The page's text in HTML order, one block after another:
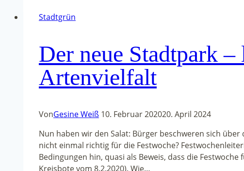
Stadtgrün
Der neue Stadtpark
Artenvielfalt
VonGesine Weiß 10. Februar 202020. April 2024
Nun haben wir den Salat: Bürger beschweren sich
nicht einmal richtig für die Festwoche?
Bedingungen hin, quasi als Beweis, dass die
Kreisbote vom 8.2.2020). Wie…